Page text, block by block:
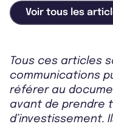
Voir tous les
Tous ces articles
communications
référer au
avant de prendre
d’investissement.